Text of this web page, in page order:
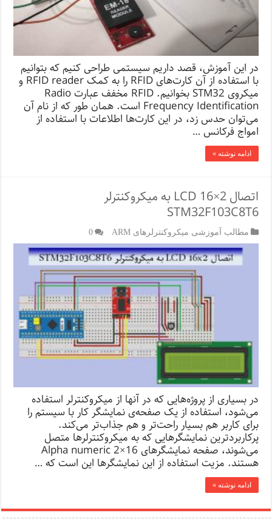
در این آموزش، قصد داریم سیستمی طراحی کنیم که بتوانیم
با استفاده از آن کارت‌های RFID را به کمک RFID reader و
میکروی STM32 بخوانیم. RFID مخفف عبارت Radio
Frequency Identification است. همان طور که از نام آن
می‌توان حدس زد، در این کارت‌ها اطلاعات با استفاده از
امواج فرکانس …
ادامه نوشته »
اتصال LCD 16×2 به میکروکنترلر
STM32F103C8T6
مطالب آموزشی میکروکنترلرهای ARM 0
در بسیاری از پروژه‌هایی که در آنها از میکروکنترلر استفاده
می‌شود، استفاده از یک صفحه‌ی نمایشگر کار با سیستم را
برای کاربر هم بسیار راحت‌تر و هم جذاب‌تر می‌کند.
پرکاربردترین نمایشگرهایی که به میکروکنترلرها متصل
می‌شوند، صفحه نمایشگرهای 16×2 Alpha numeric
هستند. مزیت استفاده از این نمایشگرها این است که …
ادامه نوشته »